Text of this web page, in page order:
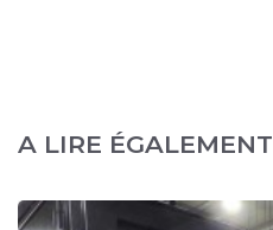
A LIRE ÉGALEMENT